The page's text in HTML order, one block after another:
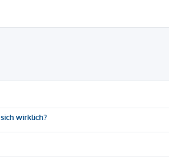
wirklich?